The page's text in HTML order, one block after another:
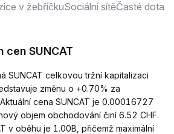
v žebříčkuSociální sítěČasté
cen SUNCAT
SUNCAT celkovou tržní kapitalizaci
změnu o +0.70% za
cena SUNCAT je 0.00016727
objem obchodování činí 6.52 CHF.
v oběhu je 1.00B, přičemž maximální